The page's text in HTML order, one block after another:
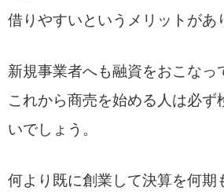
借りやすいというメリットがあ
新規事業者へも融資をおこなっ
これから商売を始める人は必ず
いでしょう。
何より既に創業して決算を何期